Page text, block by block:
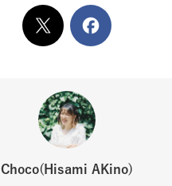
XでシェアFacebook
Choco(Hisami AKino)